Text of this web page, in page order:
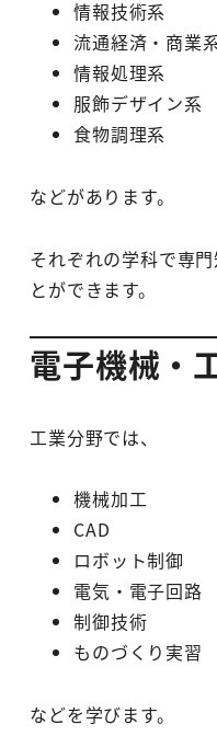
情報技術系
流通経済・商業
情報処理系
服飾デザイン系
食物調理系
などがあります。
それぞれの学科で専
とができます。
電子機械・
工業分野では、
機械加工
CAD
ロボット制御
電気・電子回路
制御技術
ものづくり実習
などを学びます。